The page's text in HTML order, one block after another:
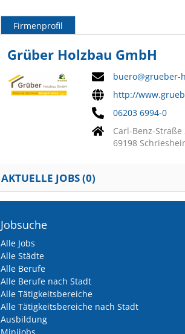
Firmenprofil
Grüber Holzbau GmbH
buero@grueber-
http://
06203 6994-0
Carl-Benz-Straße
69198
AKTUELLE JOBS (0)
Jobsuche
Alle Jobs
Alle Städte
Alle Berufe
Alle Berufe nach Stadt
Alle Tätigkeitsbereiche
Alle Tätigkeitsbereiche nach Stadt
Ausbildung